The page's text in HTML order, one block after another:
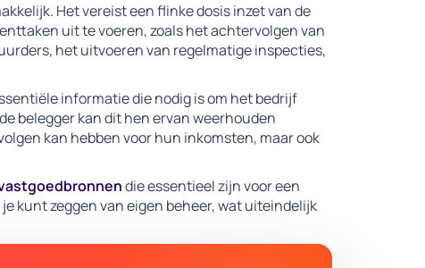
Het vereist een flinke dosis inzet van de
uit te voeren, zoals het achtervolgen van
het uitvoeren van regelmatige inspecties,
informatie die nodig is om het bedrijf
belegger kan dit hen ervan weerhouden
kan hebben voor hun inkomsten, maar ook
die essentieel zijn voor een
kunt zeggen van eigen beheer, wat uiteindelijk